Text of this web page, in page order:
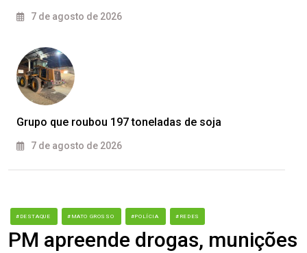
7 de agosto de 2026
Grupo que roubou 197 toneladas de soja
7 de agosto de 2026
#DESTAQUE #MATO GROSSO #POLÍCIA #REDES
PM apreende drogas, munições